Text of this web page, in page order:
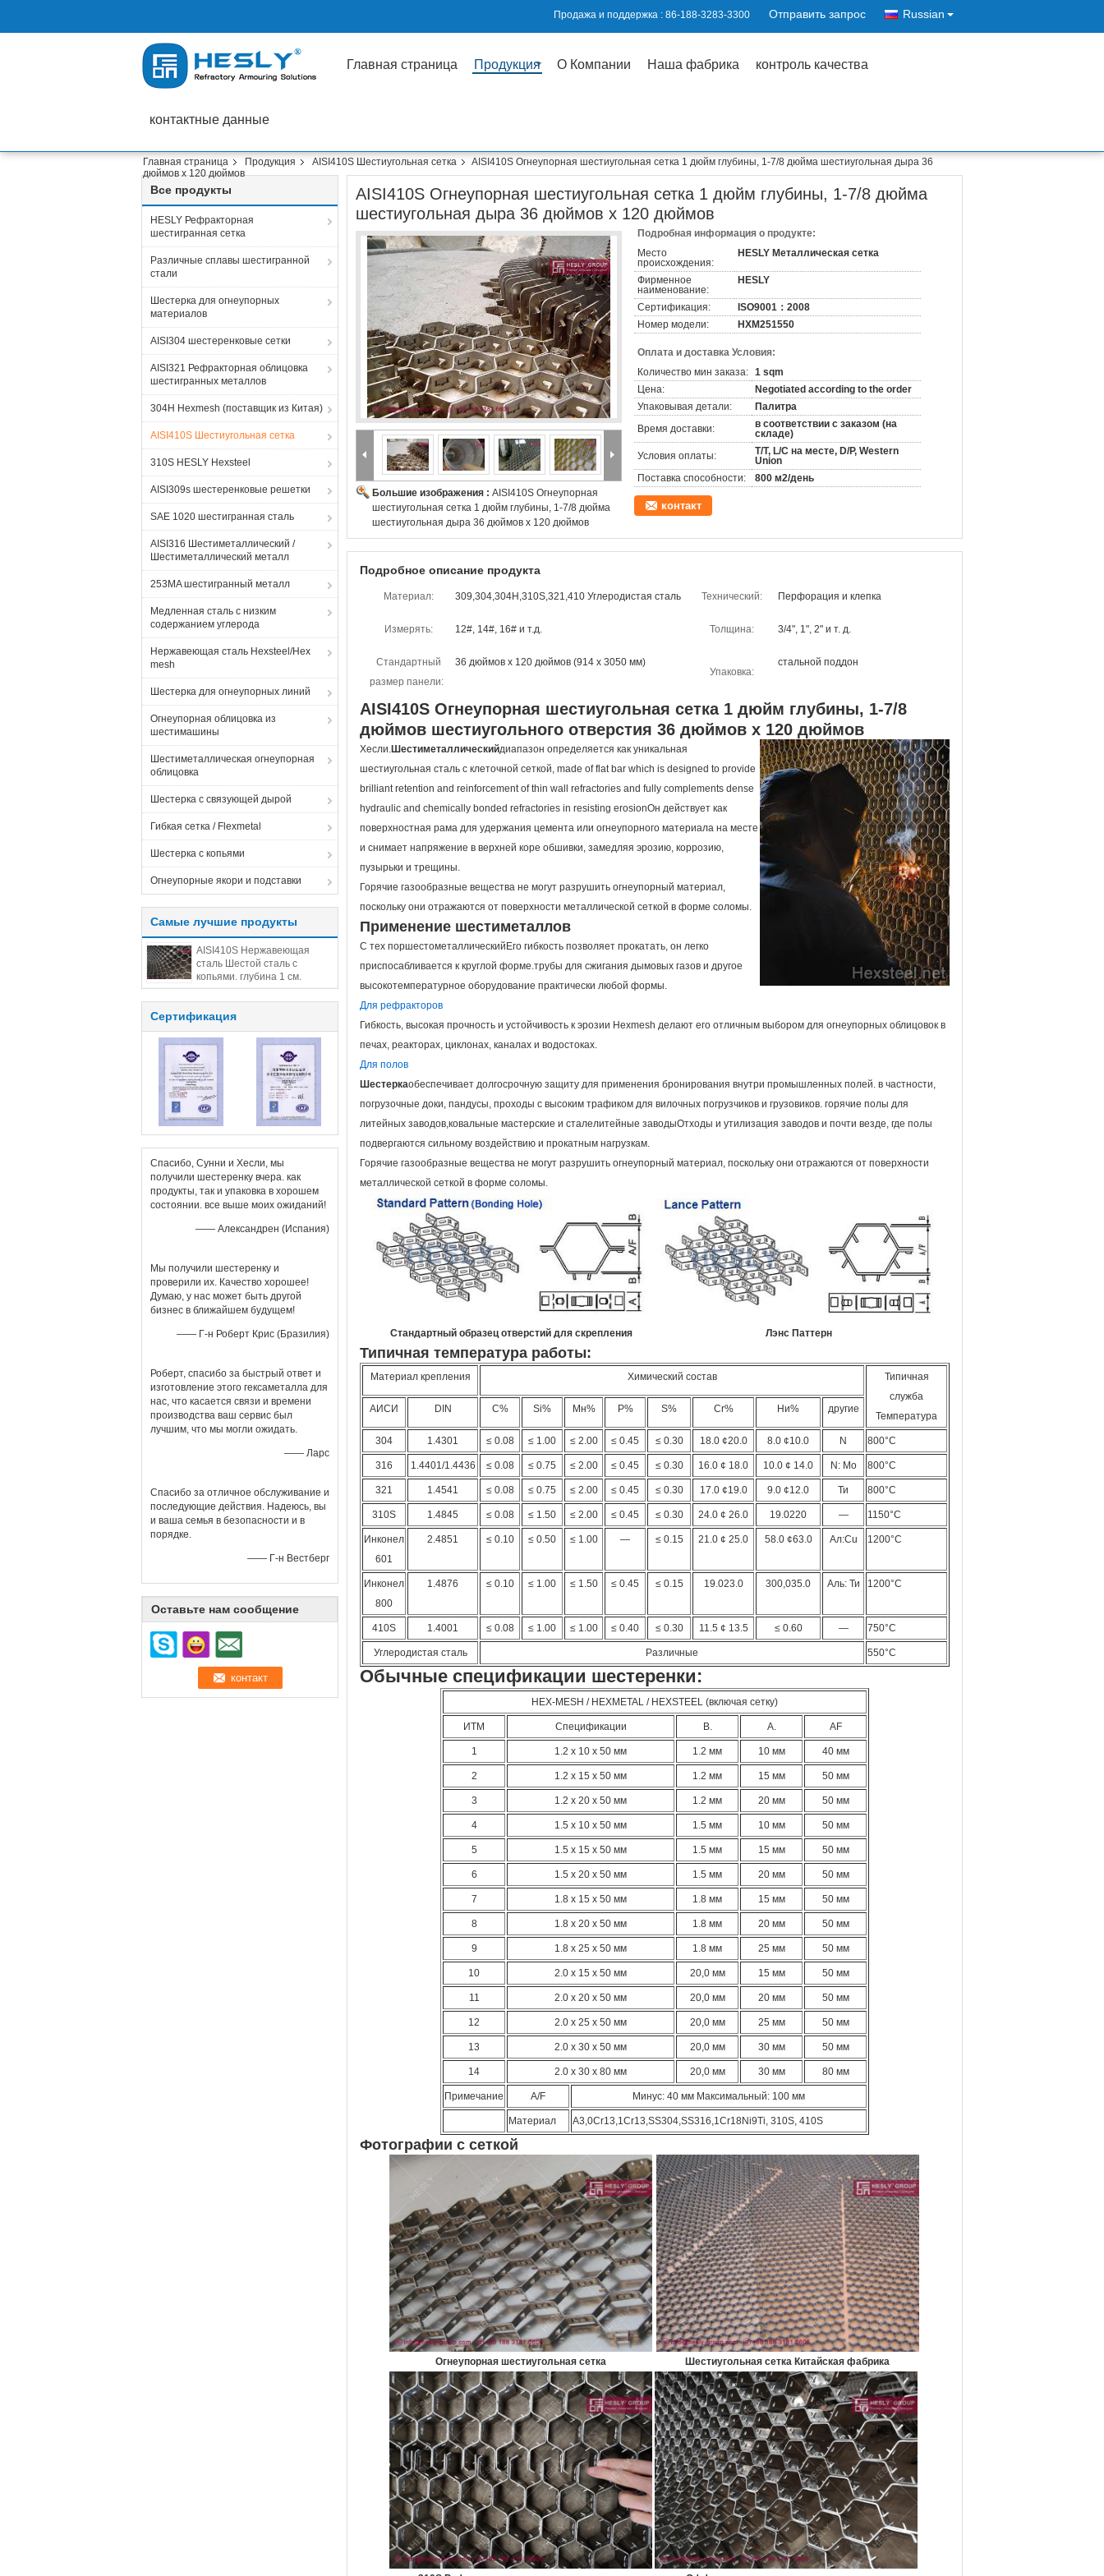
Продажа и поддержка : 86-188-3283-3300 Отправить запрос Russian
Главная страница Продукция О Компании Наша фабрика контроль качества
контактные данные
Главная страница Продукция AISI410S Шестиугольная сетка
AISI410S Огнеупорная шестиугольная сетка 1 дюйм глубины, 1-7/8 дюйма шестиугольная дыра 36
дюймов х 120 дюймов
Все продукты
HESLY Рефракторная
шестигранная сетка
Различные сплавы шестигранной
стали
Шестерка для огнеупорных
материалов
AISI304 шестеренковые сетки
AISI321 Рефракторная облицовка
шестигранных металлов
304H Hexmesh (поставщик из Китая)
AISI410S Шестиугольная сетка
310S HESLY Hexsteel
AISI309s шестеренковые решетки
SAE 1020 шестигранная сталь
AISI316 Шестиметаллический /
Шестиметаллический металл
253MA шестигранный металл
Медленная сталь с низким
содержанием углерода
Нержавеющая сталь Hexsteel/Hex
mesh
Шестерка для огнеупорных линий
Огнеупорная облицовка из
шестимашины
Шестиметаллическая огнеупорная
облицовка
Шестерка с связующей дырой
Гибкая сетка / Flexmetal
Шестерка с копьями
Огнеупорные якори и подставки
Самые лучшие продукты
AISI410S Нержавеющая
сталь Шестой сталь с
копьями. глубина 1 см.
размеры 14 см. Китайская
Шестой стальная фабрика.
Сертификация
Спасибо, Сунни и Хесли, мы
получили шестеренку вчера. как
продукты, так и упаковка в хорошем
состоянии. все выше моих ожиданий!
—— Александрен (Испания)
Мы получили шестеренку и
проверили их. Качество хорошее!
Думаю, у нас может быть другой
бизнес в ближайшем будущем!
—— Г-н Роберт Крис (Бразилия)
Роберт, спасибо за быстрый ответ и
изготовление этого гексаметалла для
нас, что касается связи и времени
производства ваш сервис был
лучшим, что мы могли ожидать.
—— Ларс
Спасибо за отличное обслуживание и
последующие действия. Надеюсь, вы
и ваша семья в безопасности и в
порядке.
—— Г-н Вестберг
Оставьте нам сообщение
AISI410S Огнеупорная шестиугольная сетка 1 дюйм глубины, 1-7/8 дюйма
шестиугольная дыра 36 дюймов х 120 дюймов
Большие изображения : AISI410S Огнеупорная
шестиугольная сетка 1 дюйм глубины, 1-7/8 дюйма
шестиугольная дыра 36 дюймов х 120 дюймов
Подробная информация о продукте:
Место
происхождения:
HESLY Металлическая сетка
Фирменное
наименование:
HESLY
Сертификация:
ISO9001：2008
Номер модели:
HXM251550
Оплата и доставка Условия:
Количество мин заказа: 1 sqm
Цена:
Negotiated according to the order
Упаковывая детали:
Палитра
Время доставки:
в соответствии с заказом (на
складе)
Условия оплаты:
T/T, L/C на месте, D/P, Western
Union
Поставка способности:
800 м2/день
контакт
Подробное описание продукта
Материал: 309,304,304H,310S,321,410 Углеродистая сталь Технический: Перфорация и клепка
Измерять: 12#, 14#, 16# и т.д. Толщина: 3/4", 1", 2" и т. д.
Стандартный
размер панели:
36 дюймов х 120 дюймов (914 х 3050 мм)
Упаковка:
стальной поддон
AISI410S Огнеупорная шестиугольная сетка 1 дюйм глубины, 1-7/8
дюймов шестиугольного отверстия 36 дюймов х 120 дюймов
Хесли.Шестиметаллическийдиапазон определяется как уникальная
шестиугольная сталь с клеточной сеткой, made of flat bar which is designed to provide
brilliant retention and reinforcement of thin wall refractories and fully complements dense
hydraulic and chemically bonded refractories in resisting erosionОн действует как
поверхностная рама для удержания цемента или огнеупорного материала на месте
и снимает напряжение в верхней коре обшивки, замедляя эрозию, коррозию,
пузырьки и трещины.
Горячие газообразные вещества не могут разрушить огнеупорный материал,
поскольку они отражаются от поверхности металлической сеткой в форме соломы.
Применение шестиметаллов
С тех поршестометаллический Его гибкость позволяет прокатать, он легко
приспосабливается к круглой форме.трубы для сжигания дымовых газов и другое
высокотемпературное оборудование практически любой формы.
Для рефракторов
Гибкость, высокая прочность и устойчивость к эрозии Hexmesh делают его отличным выбором для огнеупорных облицовок в
печах, реакторах, циклонах, каналах и водостоках.
Для полов
Шестеркаобеспечивает долгосрочную защиту для применения бронирования внутри промышленных полей. в частности,
погрузочные доки, пандусы, проходы с высоким трафиком для вилочных погрузчиков и грузовиков. горячие полы для
литейных заводов,ковальные мастерские и сталелитейные заводыОтходы и утилизация заводов и почти везде, где полы
подвергаются сильному воздействию и прокатным нагрузкам.
Горячие газообразные вещества не могут разрушить огнеупорный материал, поскольку они отражаются от поверхности
металлической сеткой в форме соломы.
Стандартный образец отверстий для скрепления Лэнс Паттерн
Типичная температура работы:
Материал крепления Химический состав
Типичная
служба
Температура
АИСИ DIN C% Si% Мн% P% S% Cr% Ни% другие
304 1.4301 ≤ 0.08 ≤ 1.00 ≤ 2.00 ≤ 0.45 ≤ 0.30 18.0 ¢20.0 8.0 ¢10.0 N 800°C
316 1.4401/1.4436 ≤ 0.08 ≤ 0.75 ≤ 2.00 ≤ 0.45 ≤ 0.30 16.0 ¢ 18.0 10.0 ¢ 14.0 N: Mo 800°C
321 1.4541 ≤ 0.08 ≤ 0.75 ≤ 2.00 ≤ 0.45 ≤ 0.30 17.0 ¢19.0 9.0 ¢12.0 Ти 800°C
310S 1.4845 ≤ 0.08 ≤ 1.50 ≤ 2.00 ≤ 0.45 ≤ 0.30 24.0 ¢ 26.0 19.0220 — 1150°C
Инконел
601
2.4851 ≤ 0.10 ≤ 0.50 ≤ 1.00 — ≤ 0.15 21.0 ¢ 25.0 58.0 ¢63.0 Ал:Cu 1200°C
Инконел
800
1.4876 ≤ 0.10 ≤ 1.00 ≤ 1.50 ≤ 0.45 ≤ 0.15 19.023.0 300,035.0 Аль: Ти 1200°C
410S 1.4001 ≤ 0.08 ≤ 1.00 ≤ 1.00 ≤ 0.40 ≤ 0.30 11.5 ¢ 13.5 ≤ 0.60 — 750°С
Углеродистая сталь Различные 550°С
Обычные спецификации шестеренки:
HEX-MESH / HEXMETAL / HEXSTEEL (включая сетку)
ИТМ Спецификации В. А. AF
1 1.2 х 10 х 50 мм 1.2 мм 10 мм 40 мм
2 1.2 х 15 х 50 мм 1.2 мм 15 мм 50 мм
3 1.2 х 20 х 50 мм 1.2 мм 20 мм 50 мм
4 1.5 х 10 х 50 мм 1.5 мм 10 мм 50 мм
5 1.5 х 15 х 50 мм 1.5 мм 15 мм 50 мм
6 1.5 х 20 х 50 мм 1.5 мм 20 мм 50 мм
7 1.8 х 15 х 50 мм 1.8 мм 15 мм 50 мм
8 1.8 х 20 х 50 мм 1.8 мм 20 мм 50 мм
9 1.8 х 25 х 50 мм 1.8 мм 25 мм 50 мм
10 2.0 х 15 х 50 мм 20,0 мм 15 мм 50 мм
11 2.0 х 20 х 50 мм 20,0 мм 20 мм 50 мм
12 2.0 х 25 х 50 мм 20,0 мм 25 мм 50 мм
13 2.0 х 30 х 50 мм 20,0 мм 30 мм 50 мм
14 2.0 х 30 х 80 мм 20,0 мм 30 мм 80 мм
Примечание A/F Минус: 40 мм Максимальный: 100 мм
Материал А3,0Cr13,1Cr13,SS304,SS316,1Cr18Ni9Ti, 310S, 410S
Фотографии с сеткой
Огнеупорная шестиугольная сетка Шестиугольная сетка Китайская фабрика